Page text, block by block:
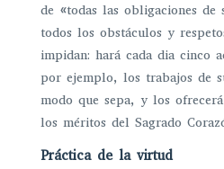
de «todas las obligaciones de
todos los obstáculos y
impidan: hará cada dia cinco
por ejemplo, los trabajos de
modo que sepa, y los
los méritos del Sagrado
Práctica de la virtud